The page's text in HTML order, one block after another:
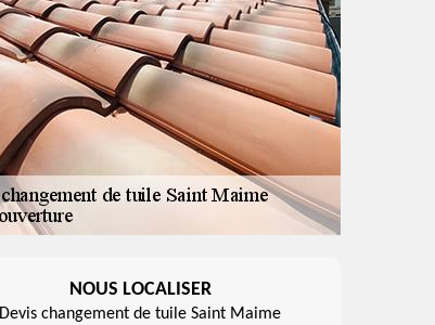
NOUS LOCALISER
Devis changement de tuile Saint Maime